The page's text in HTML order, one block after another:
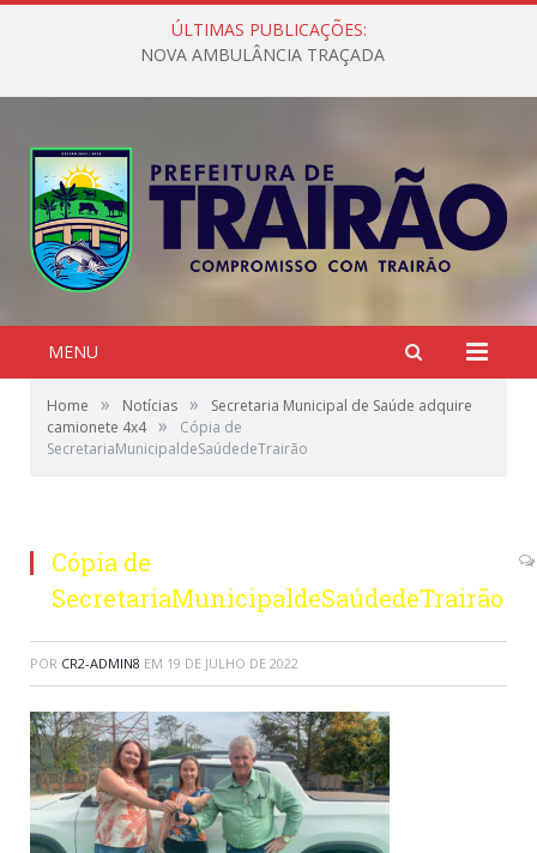
ÚLTIMAS PUBLICAÇÕES:
NOVA AMBULÂNCIA TRAÇADA
MENU
Home » Notícias »
Secretaria Municipal de Saúde adquire
camionete 4x4 »
Cópia de
SecretariaMunicipaldeSaúdedeTrairão
Cópia de
SecretariaMunicipaldeSaúdedeTrairão
POR CR2-ADMIN8 EM 19 DE JULHO DE 2022